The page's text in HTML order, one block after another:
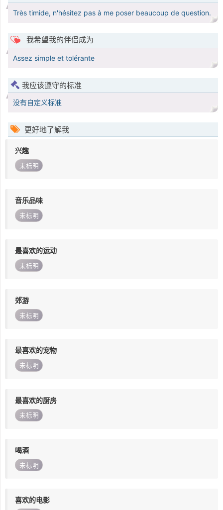
Très timide, n'hésitez pas à me poser beaucoup de question.
我希望我的伴侣成为
Assez simple et tolérante
我应该遵守的标准
没有自定义标准
更好地了解我
兴趣
未标明
音乐品味
未标明
最喜欢的运动
未标明
郊游
未标明
最喜欢的宠物
未标明
最喜欢的厨房
未标明
喝酒
未标明
喜欢的电影